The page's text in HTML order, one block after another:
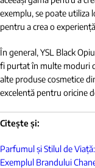
exemplu, se poate utiliza
pentru a crea o
În general, YSL Black
fi purtat în multe moduri
alte produse cosmetice
excelentă pentru oricine
Citește și:
Parfumul și Stilul de
Exemplul Brandului